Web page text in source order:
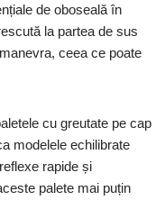
de oboseală în
la partea de sus
ceea ce poate
cu greutate pe cap
modelele echilibrate
rapide și
palete mai puțin